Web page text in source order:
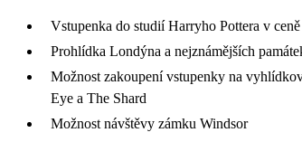
Vstupenka do studií Harryho Pottera v ceně
Prohlídka Londýna a nejznámějších
Možnost zakoupení vstupenky na
Eye a The Shard
Možnost návštěvy zámku Windsor